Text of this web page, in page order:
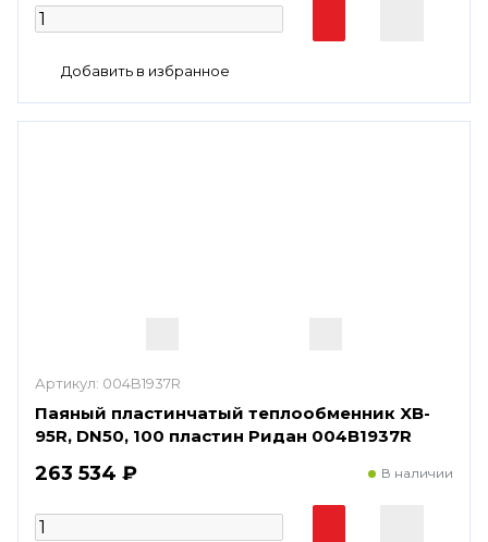
Артикул: 004B1937R
Паяный пластинчатый теплообменник XB-
95R, DN50, 100 пластин Ридан 004B1937R
263 534 ₽ В наличии